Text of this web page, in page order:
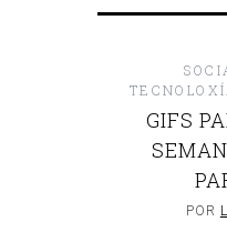
GIFS
POR